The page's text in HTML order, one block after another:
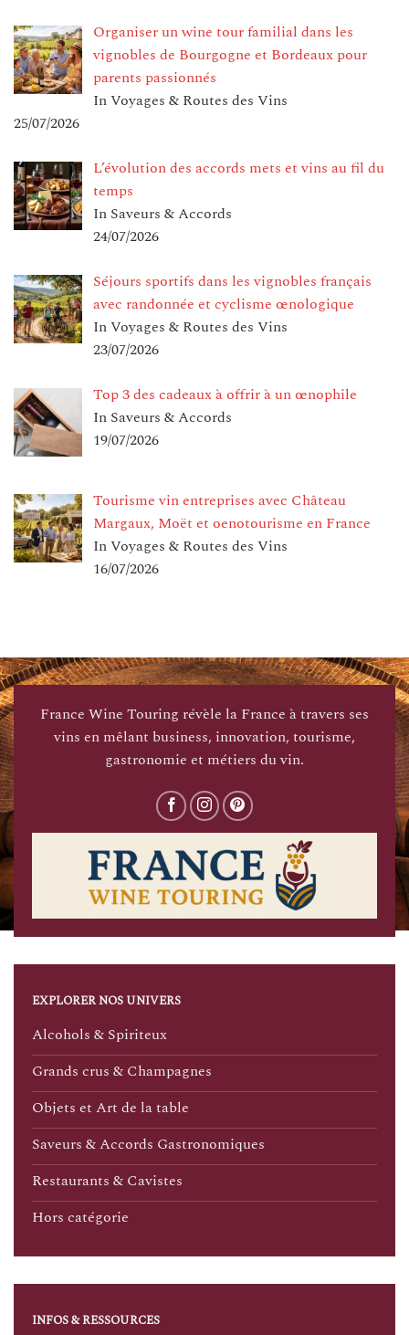
Organiser un wine tour familial dans les
vignobles de Bourgogne et Bordeaux pour
parents passionnés
In Voyages & Routes des Vins
25/07/2026
L’évolution des accords mets et vins au fil du
temps
In Saveurs & Accords
24/07/2026
Séjours sportifs dans les vignobles français
avec randonnée et cyclisme œnologique
In Voyages & Routes des Vins
23/07/2026
Top 3 des cadeaux à offrir à un œnophile
In Saveurs & Accords
19/07/2026
Tourisme vin entreprises avec Château
Margaux, Moët et oenotourisme en France
In Voyages & Routes des Vins
16/07/2026
France Wine Touring révèle la France à travers ses
vins en mêlant business, innovation, tourisme,
gastronomie et métiers du vin.
EXPLORER NOS UNIVERS
Alcohols & Spiriteux
Grands crus & Champagnes
Objets et Art de la table
Saveurs & Accords Gastronomiques
Restaurants & Cavistes
Hors catégorie
INFOS & RESSOURCES